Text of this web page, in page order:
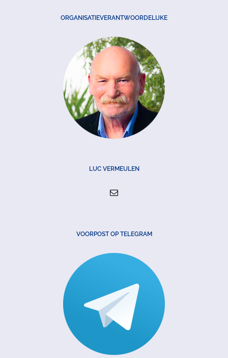
ORGANISATIEVERANTWOORDELIJKE
LUC VERMEULEN
VOORPOST OP TELEGRAM